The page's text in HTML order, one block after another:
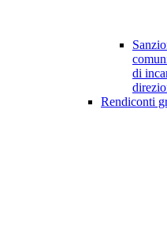
di
Rendiconti